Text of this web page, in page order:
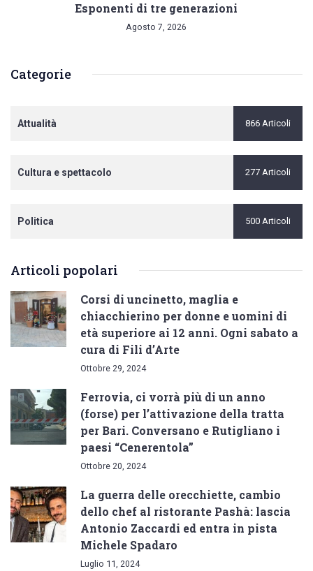
Esponenti di tre generazioni
Agosto 7, 2026
Categorie
Attualità 866 Articoli
Cultura e spettacolo 277 Articoli
Politica 500 Articoli
Articoli popolari
Corsi di uncinetto, maglia e
chiacchierino per donne e uomini di
età superiore ai 12 anni. Ogni sabato a
cura di Fili d’Arte
Ottobre 29, 2024
Ferrovia, ci vorrà più di un anno
(forse) per l’attivazione della tratta
per Bari. Conversano e Rutigliano i
paesi “Cenerentola”
Ottobre 20, 2024
La guerra delle orecchiette, cambio
dello chef al ristorante Pashà: lascia
Antonio Zaccardi ed entra in pista
Michele Spadaro
Luglio 11, 2024